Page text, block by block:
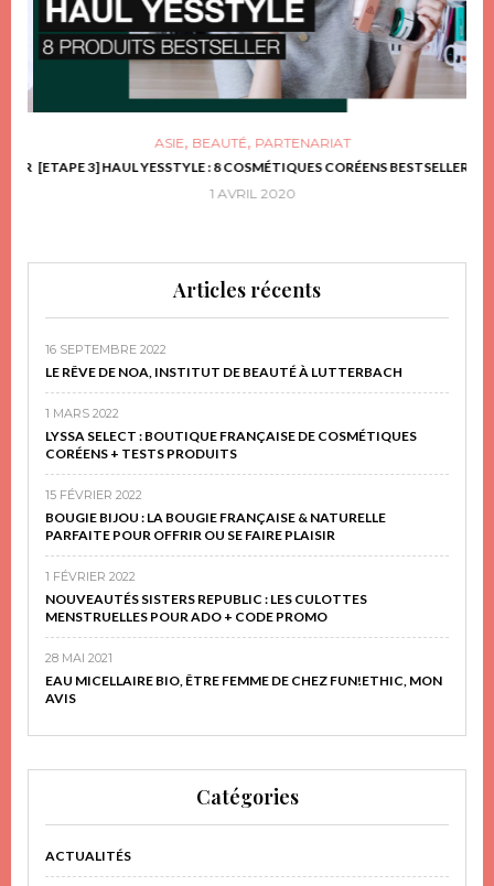
ASIE,BEAUTÉ,PARTENARIAT
[ETAPE 3] HAUL YESSTYLE : 8 COSMÉTIQUES CORÉENS BESTSELLER
1 AVRIL 2020
Articles récents
16 SEPTEMBRE 2022
LE RÊVE DE NOA, INSTITUT DE BEAUTÉ À LUTTERBACH
1 MARS 2022
LYSSA SELECT : BOUTIQUE FRANÇAISE DE COSMÉTIQUES
CORÉENS + TESTS PRODUITS
15 FÉVRIER 2022
BOUGIE BIJOU : LA BOUGIE FRANÇAISE & NATURELLE
PARFAITE POUR OFFRIR OU SE FAIRE PLAISIR
1 FÉVRIER 2022
NOUVEAUTÉS SISTERS REPUBLIC : LES CULOTTES
MENSTRUELLES POUR ADO + CODE PROMO
28 MAI 2021
EAU MICELLAIRE BIO, ÊTRE FEMME DE CHEZ FUN!ETHIC, MON
AVIS
Catégories
ACTUALITÉS